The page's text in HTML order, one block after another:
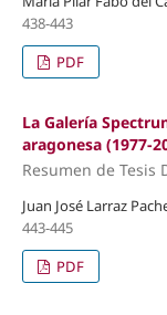
438-443
PDF
La Galería
aragonesa (1977-
Resumen de Tesis
Juan José Larraz
443-445
PDF